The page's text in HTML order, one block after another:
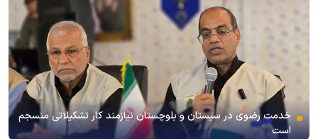
خدمت رضوی در سیستان و بلوچستان نیازمند کار تشکیلاتی منسجم
است